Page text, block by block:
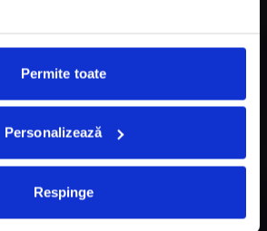
Permite toate
Personalizează
Respinge